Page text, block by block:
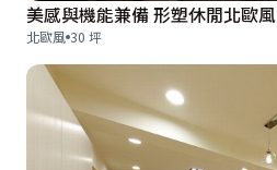
美感與機能兼備 形塑休閒北歐風
北歐風 30 坪